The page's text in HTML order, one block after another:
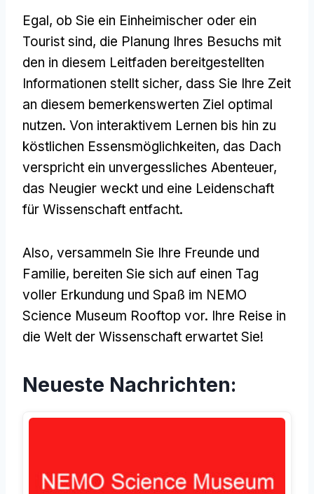
Egal, ob Sie ein Einheimischer oder ein
Tourist sind, die Planung Ihres Besuchs mit
den in diesem Leitfaden bereitgestellten
Informationen stellt sicher, dass Sie Ihre Zeit
an diesem bemerkenswerten Ziel optimal
nutzen. Von interaktivem Lernen bis hin zu
köstlichen Essensmöglichkeiten, das Dach
verspricht ein unvergessliches Abenteuer,
das Neugier weckt und eine Leidenschaft
für Wissenschaft entfacht.
Also, versammeln Sie Ihre Freunde und
Familie, bereiten Sie sich auf einen Tag
voller Erkundung und Spaß im NEMO
Science Museum Rooftop vor. Ihre Reise in
die Welt der Wissenschaft erwartet Sie!
Neueste Nachrichten: